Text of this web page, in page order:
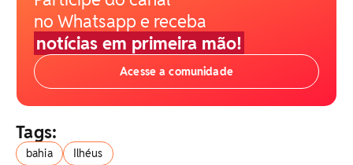
no Whatsapp e receba
notícias em primeira mão!
Acesse a comunidade
Tags:
bahia Ilhéus